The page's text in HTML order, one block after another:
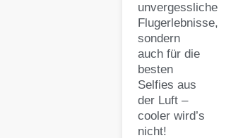
unvergessliche
Flugerlebnisse,
sondern
auch für die
besten
Selfies aus
der Luft –
cooler wird’s
nicht!